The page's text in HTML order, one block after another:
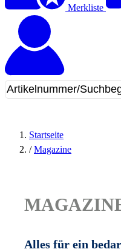
Merkliste
Startseite
/ Magazine
Alles für ein